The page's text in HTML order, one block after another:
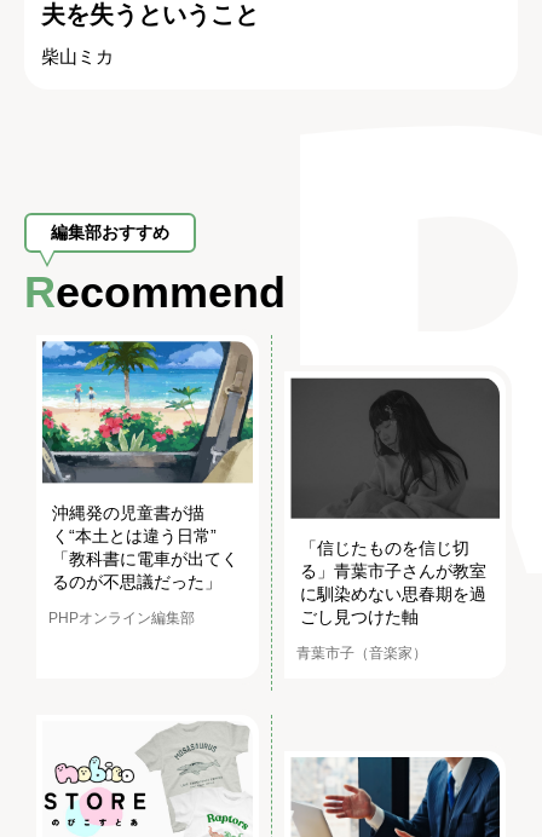
夫を失うということ
柴山ミカ
編集部おすすめ
Recommend
沖縄発の児童書が描
く“本土とは違う日常”
「教科書に電車が出てく
るのが不思議だった」
PHPオンライン編集部
「信じたものを信じ切
る」青葉市子さんが教室
に馴染めない思春期を過
ごし見つけた軸
青葉市子（音楽家）